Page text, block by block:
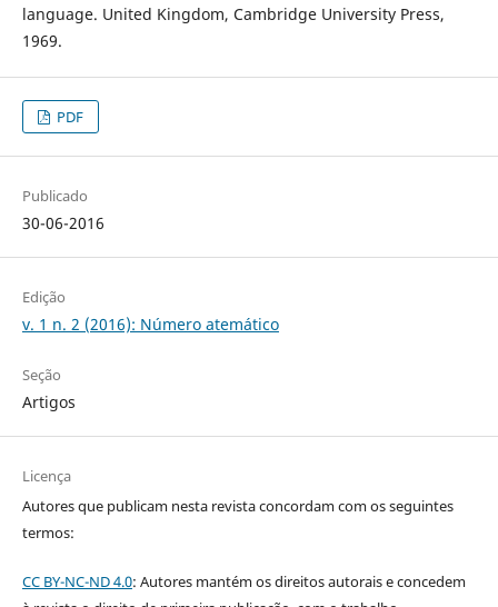
language. United Kingdom, Cambridge University Press,
1969.
PDF
Publicado
30-06-2016
Edição
v. 1 n. 2 (2016): Número atemático
Seção
Artigos
Licença
Autores que publicam nesta revista concordam com os seguintes
termos:
CC BY-NC-ND 4.0: Autores mantém os direitos autorais e concedem